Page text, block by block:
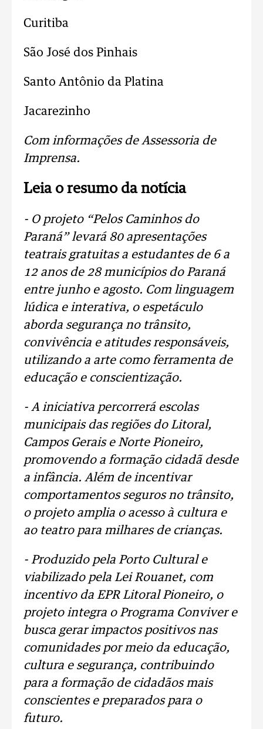
Curitiba
São José dos Pinhais
Santo Antônio da Platina
Jacarezinho
Com informações de Assessoria de
Imprensa.
Leia o resumo da notícia
- O projeto “Pelos Caminhos do
Paraná” levará 80 apresentações
teatrais gratuitas a estudantes de 6 a
12 anos de 28 municípios do Paraná
entre junho e agosto. Com linguagem
lúdica e interativa, o espetáculo
aborda segurança no trânsito,
convivência e atitudes responsáveis,
utilizando a arte como ferramenta de
educação e conscientização.
- A iniciativa percorrerá escolas
municipais das regiões do Litoral,
Campos Gerais e Norte Pioneiro,
promovendo a formação cidadã desde
a infância. Além de incentivar
comportamentos seguros no trânsito,
o projeto amplia o acesso à cultura e
ao teatro para milhares de crianças.
- Produzido pela Porto Cultural e
viabilizado pela Lei Rouanet, com
incentivo da EPR Litoral Pioneiro, o
projeto integra o Programa Conviver e
busca gerar impactos positivos nas
comunidades por meio da educação,
cultura e segurança, contribuindo
para a formação de cidadãos mais
conscientes e preparados para o
futuro.